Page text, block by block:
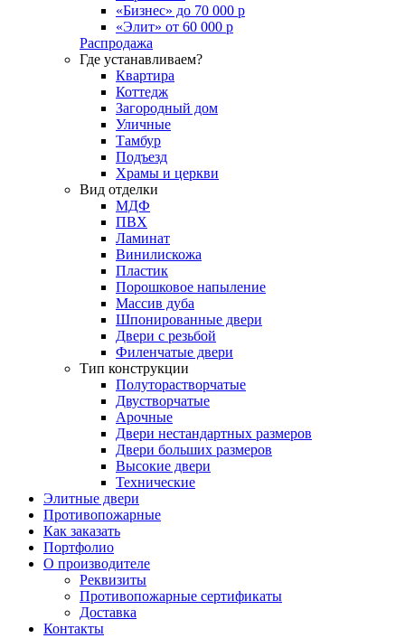
«Бизнес» до 70 000 р
«Элит» от 60 000 р
Распродажа
Где устанавливаем?
Квартира
Коттедж
Загородный дом
Уличные
Тамбур
Подъезд
Храмы и церкви
Вид отделки
МДФ
ПВХ
Ламинат
Винилискожа
Пластик
Порошковое напыление
Массив дуба
Шпонированные двери
Двери с резьбой
Филенчатые двери
Тип конструкции
Полуторастворчатые
Двустворчатые
Арочные
Двери нестандартных размеров
Двери больших размеров
Высокие двери
Технические
Элитные двери
Противопожарные
Как заказать
Портфолио
О производителе
Реквизиты
Противопожарные сертификаты
Доставка
Контакты